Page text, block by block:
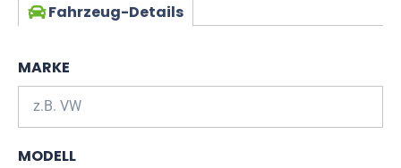
Fahrzeug-Details
MARKE
MODELL